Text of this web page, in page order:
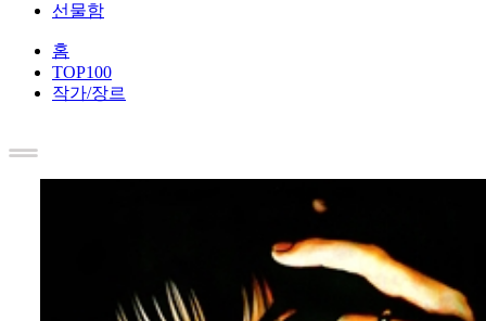
선물함
홈
TOP100
작가/장르